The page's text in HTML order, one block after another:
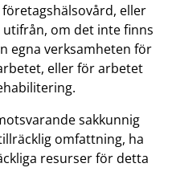
eller
om det inte finns
egna verksamheten för
eller för arbetet
sakkunnig
omfattning, ha
resurser för detta